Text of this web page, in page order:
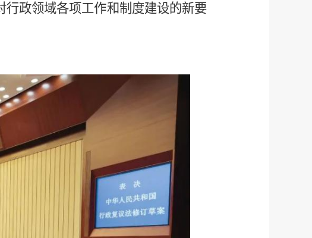
政领域各项工作和制度建设的新要